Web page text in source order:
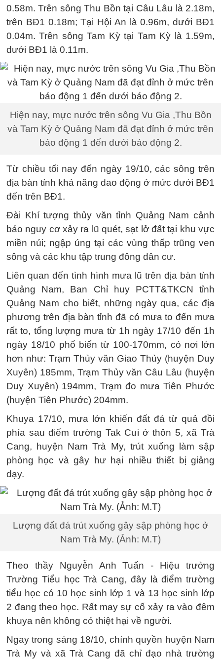
0.58m. Trên sông Thu Bồn tại Câu Lâu là 2.18m,
trên BĐ1 0.18m; Tại Hội An là 0.96m, dưới BĐ1
0.04m. Trên sông Tam Kỳ tại Tam Kỳ là 1.59m,
dưới BĐ1 là 0.11m.
Hiện nay, mực nước trên sông Vu Gia ,Thu Bồn
và Tam Kỳ ở Quảng Nam đã đạt đỉnh ở mức trên
báo động 1 đến dưới báo động 2.
Từ chiều tối nay đến ngày 19/10, các sông trên
địa bàn tỉnh khả năng dao động ở mức dưới BĐ1
đến trên BĐ1.
Đài Khí tượng thủy văn tỉnh Quảng Nam cảnh
báo nguy cơ xảy ra lũ quét, sạt lở đất tại khu vực
miền núi; ngập úng tại các vùng thấp trũng ven
sông và các khu tập trung đông dân cư.
Liên quan đến tình hình mưa lũ trên địa bàn tỉnh
Quảng Nam, Ban Chỉ huy PCTT&TKCN tỉnh
Quảng Nam cho biết, những ngày qua, các địa
phương trên địa bàn tỉnh đã có mưa to đến mưa
rất to, tổng lượng mưa từ 1h ngày 17/10 đến 1h
ngày 18/10 phổ biến từ 100-170mm, có nơi lớn
hơn như: Trạm Thủy văn Giao Thủy (huyện Duy
Xuyên) 185mm, Trạm Thủy văn Câu Lâu (huyện
Duy Xuyên) 194mm, Trạm đo mưa Tiên Phước
(huyện Tiên Phước) 204mm.
Khuya 17/10, mưa lớn khiến đất đá từ quả đồi
phía sau điểm trường Tak Cui ở thôn 5, xã Trà
Cang, huyện Nam Trà My, trút xuống làm sập
phòng học và gây hư hại nhiều thiết bị giảng
dạy.
Lượng đất đá trút xuống gây sập phòng học ở
Nam Trà My. (Ảnh: M.T)
Theo thầy Nguyễn Anh Tuấn - Hiệu trưởng
Trường Tiểu học Trà Cang, đây là điểm trường
tiểu học có 10 học sinh lớp 1 và 13 học sinh lớp
2 đang theo học. Rất may sự cố xảy ra vào đêm
khuya nên không có thiệt hại về người.
Ngay trong sáng 18/10, chính quyền huyện Nam
Trà My và xã Trà Cang đã chỉ đạo nhà trường